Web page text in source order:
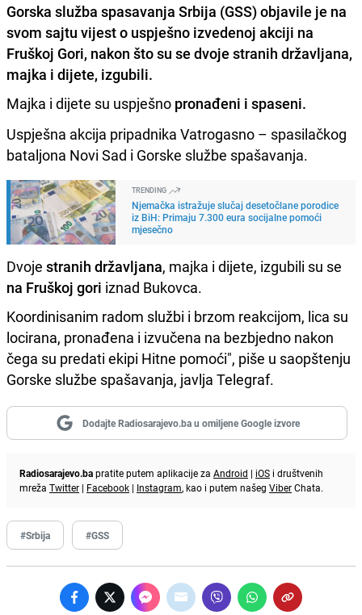
Gorska služba spasavanja Srbija (GSS) objavile je na
svom sajtu vijest o uspješno izvedenoj akciji na
Fruškoj Gori, nakon što su se dvoje stranih državljana,
majka i dijete, izgubili.
Majka i dijete su uspješno pronađeni i spaseni.
Uspješna akcija pripadnika Vatrogasno – spasilačkog
bataljona Novi Sad i Gorske službe spašavanja.
TRENDING
Njemačka istražuje slučaj desetočlane porodice
iz BiH: Primaju 7.300 eura socijalne pomoći
mjesečno
Dvoje stranih državljana, majka i dijete, izgubili su se
na Fruškoj gori iznad Bukovca.
Koordinisanim radom službi i brzom reakcijom, lica su
locirana, pronađena i izvučena na bezbjedno nakon
čega su predati ekipi Hitne pomoći", piše u saopštenju
Gorske službe spašavanja, javlja Telegraf.
Dodajte Radiosarajevo.ba u omiljene Google izvore
Radiosarajevo.bapratite putem aplikacije za Android | iOS i društvenih
mreža Twitter | Facebook | Instagram, kao i putem našeg ViberChata.
#Srbija #GSS